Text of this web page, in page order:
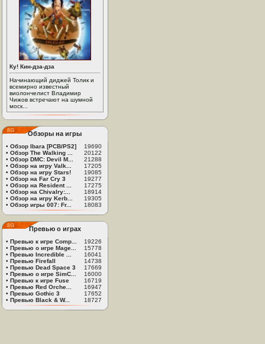
Ку! Кин-дза-дза
Начинающий диджей Толик и
всемирно известный
виолончелист Владимир
Чижов встречают на шумной
моск...
Обзоры на игры
• Обзор Ibara [PCB/PS2]
19690
• Обзор The Walking ...
20122
• Обзор DMC: Devil M...
21288
• Обзор на игру Valk...
17205
• Обзор на игру Stars!
19085
• Обзор на Far Cry 3
19277
• Обзор на Resident ...
17275
• Обзор на Chivalry:...
18914
• Обзор на игру Kerb...
19305
• Обзор игры 007: Fr... 18083
Превью о играх
• Превью к игре Comp...
19226
• Превью о игре Mage...
15778
• Превью Incredible ...
16041
• Превью Firefall
14738
• Превью Dead Space 3
17669
• Превью о игре SimC...
16000
• Превью к игре Fuse
16719
• Превью Red Orche...
16947
• Превью Gothic 3
17652
• Превью Black & W... 18727